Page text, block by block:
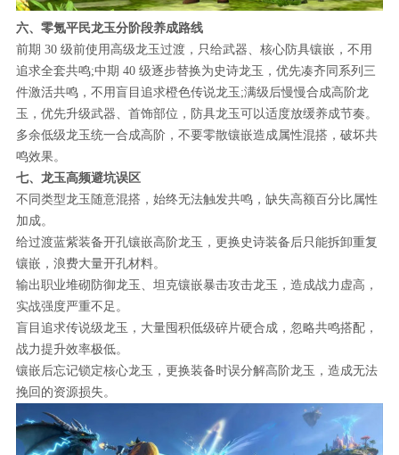
六、零氪平民龙玉分阶段养成路线
前期 30 级前使用高级龙玉过渡，只给武器、核心防具镶嵌，不用
追求全套共鸣;中期 40 级逐步替换为史诗龙玉，优先凑齐同系列三
件激活共鸣，不用盲目追求橙色传说龙玉;满级后慢慢合成高阶龙
玉，优先升级武器、首饰部位，防具龙玉可以适度放缓养成节奏。
多余低级龙玉统一合成高阶，不要零散镶嵌造成属性混搭，破坏共
鸣效果。
七、龙玉高频避坑误区
不同类型龙玉随意混搭，始终无法触发共鸣，缺失高额百分比属性
加成。
给过渡蓝紫装备开孔镶嵌高阶龙玉，更换史诗装备后只能拆卸重复
镶嵌，浪费大量开孔材料。
输出职业堆砌防御龙玉、坦克镶嵌暴击攻击龙玉，造成战力虚高，
实战强度严重不足。
盲目追求传说级龙玉，大量囤积低级碎片硬合成，忽略共鸣搭配，
战力提升效率极低。
镶嵌后忘记锁定核心龙玉，更换装备时误分解高阶龙玉，造成无法
挽回的资源损失。